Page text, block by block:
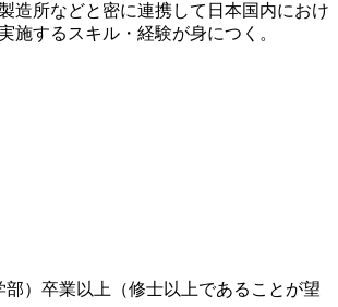
造所などと密に連携して日本国内におけ
施するスキル・経験が身につく。
部）卒業以上（修士以上であることが望